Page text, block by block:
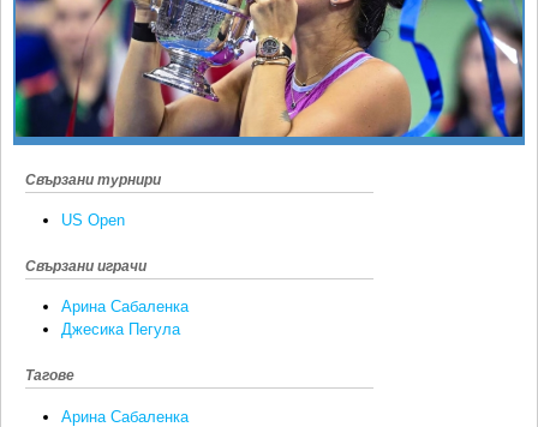
SOFIA OPEN
КЛУБОВЕ
БЛОГ
ВИДЕО
ЖЪЛТО
РАКЕТНИ
Ретро
Спорт&Фитнес
Други
Любители
Свързани турнири
US Open
Свързани играчи
Арина Сабаленка
Джесика Пегула
Тагове
Арина Сабаленка